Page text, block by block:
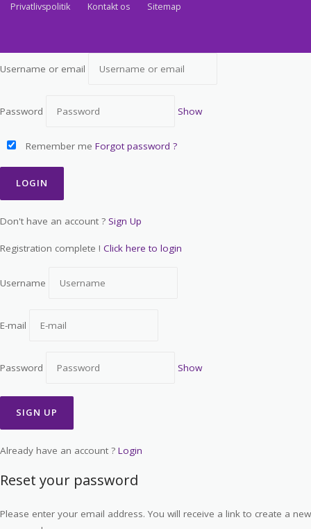
Privatlivspolitik
Kontakt os Sitemap
Username or email
Password Show
Remember me Forgot password ?
Don't have an account ? Sign Up
Registration complete ! Click here to login
Username
E-mail
Password Show
Already have an account ? Login
Reset your password
Please enter your email address. You will receive a link to create a new